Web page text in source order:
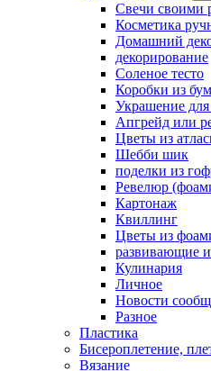
Свечи своими
Косметика
Домашний
декорирование
Соленое тесто
Коробки из
Украшение для
Апгрейд или
Цветы из
Шебби шик
поделки из
Ревелюр
Картонаж
Квиллинг
Цветы из
развивающие
Кулинария
Личное
Новости
Разное
Пластика
Бисероплетение,
Вязание